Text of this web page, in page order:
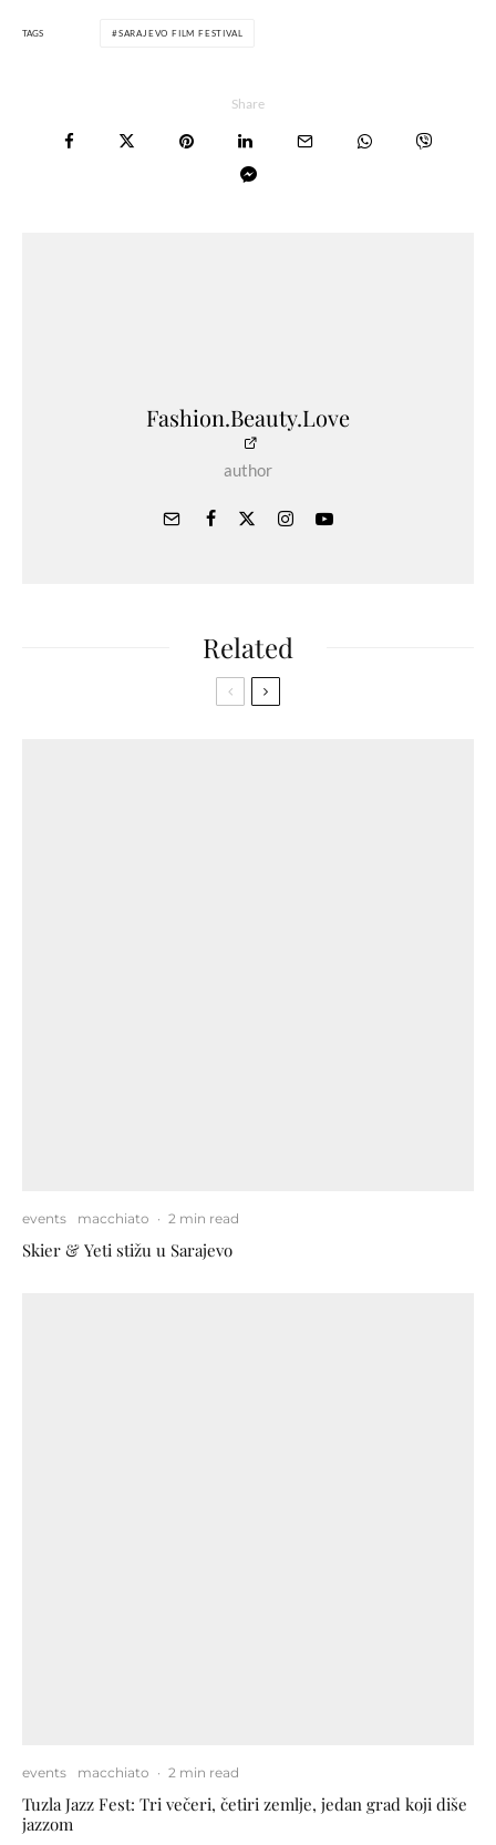
TAGS SARAJEVO FILM FESTIVAL
Share
Fashion.Beauty.Love
author
Related
events macchiato · 2 min read
Skier & Yeti stižu u Sarajevo
events macchiato · 2 min read
Tuzla Jazz Fest: Tri večeri, četiri zemlje, jedan grad koji diše
jazzom